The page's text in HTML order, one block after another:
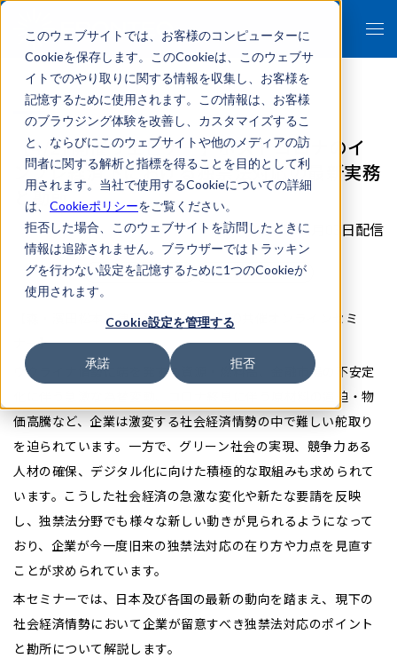
このウェブサイトでは、お客様のコンピューターに
Cookieを保存します。このCookieは、このウェブサ
イトでのやり取りに関する情報を収集し、お客様を
記憶するために使用されます。この情報は、お客様
のブラウジング体験を改善し、カスタマイズするこ
と、ならびにこのウェブサイトや他のメディアの訪
問者に関する解析と指標を得ることを目的として利
用されます。当社で使用するCookieについての詳細
は、 Cookieポリシーをご覧ください。
拒否した場合、このウェブサイトを訪問したときに
情報は追跡されません。ブラウザーではトラッキン
グを行わない設定を記憶するために1つのCookieが
使用されます。
Cookie設定を管理する
承諾 拒否
【4/27開催ウェビナー】ポストコロナのイ
ンフレ経済下における独禁法対応の最新実務
と勘所
2023年04月03日配信
リーガルテックAI イベント/セミナー
【森・濱田松本法律事務所 / FRONTEO共催オンラインセミ
ナー】
ウクライナ情勢に端を発する資源・燃料高、金融市場の不安定
化に伴う急激な為替変動、コロナ終息に伴う原材料の逼迫・物
価高騰など、企業は激変する社会経済情勢の中で難しい舵取り
を迫られています。一方で、グリーン社会の実現、競争力ある
人材の確保、デジタル化に向けた積極的な取組みも求められて
います。こうした社会経済の急激な変化や新たな要請を反映
し、独禁法分野でも様々な新しい動きが見られるようになって
おり、企業が今一度旧来の独禁法対応の在り方や力点を見直す
ことが求められています。
本セミナーでは、日本及び各国の最新の動向を踏まえ、現下の
社会経済情勢において企業が留意すべき独禁法対応のポイント
と勘所について解説します。